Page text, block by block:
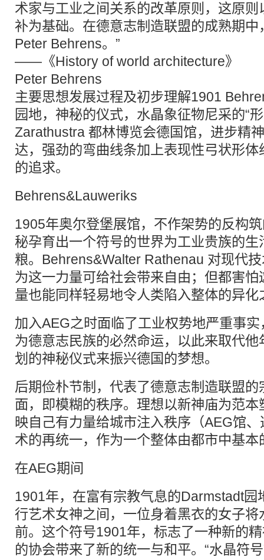
术家与工业之间关系的改革原则，这原
补为基础。在德意志制造联盟的成熟期
Peter Behrens。”
——《History of world architecture》
Peter Behrens
主要思想发展过程及初步理解1901
园地，神秘的仪式，水晶象征物尼采的“
Zarathustra 都林博览会德国馆，进步精
达，强劲的弯曲线条加上表现性弓状形
的追求。
Behrens&Lauweriks
1905年奥尔登堡展馆，不作架势的反构
秘孕育出一个符号的世界为工业贵族的
粮。Behrens&Walter Rathenau 对现代
为这一力量可给社会带来自由；但都害
量也能同样轻易地令人类陷入整体的异化
加入AEG之时面临了工业权势地严重事
为德意志民族的必然命运，以此来取代
划的神秘仪式来振兴德国的梦想。
后期俭朴节制，代表了德意志制造联盟
面，即模糊的秩序。理想以新神庙为范
映自己有力量给城市注入秩序（AEG馆
术的再统一，作为一个整体由都市中基
在AEG期间
1901年，在富有宗教气息的Darmstadt园
行艺术女神之间，一位身着黑衣的女子
前。这个符号1901年，标志了一种新的
的协会带来了新的统一与和平。“水晶符